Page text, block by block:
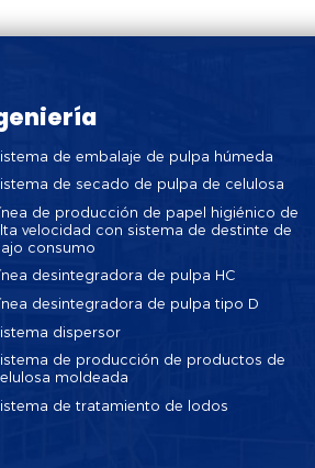
de embalaje de pulpa húmeda
de secado de pulpa de celulosa
de producción de papel higiénico de
velocidad con sistema de destinte de
consumo
desintegradora de pulpa HC
desintegradora de pulpa tipo D
dispersor
de producción de productos de
moldeada
de tratamiento de lodos